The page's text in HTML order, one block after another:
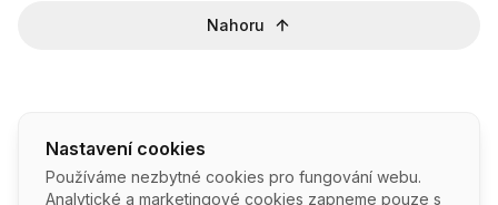
Nastavení cookies
Používáme nezbytné cookies pro fungování webu.
Analytické a marketingové cookies zapneme pouze s
Nahoru